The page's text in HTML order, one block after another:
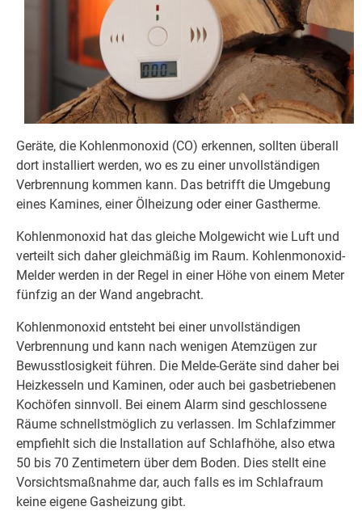
Geräte, die Kohlenmonoxid (CO) erkennen, sollten überall
dort installiert werden, wo es zu einer unvollständigen
Verbrennung kommen kann. Das betrifft die Umgebung
eines Kamines, einer Ölheizung oder einer Gastherme.
Kohlenmonoxid hat das gleiche Molgewicht wie Luft und
verteilt sich daher gleichmäßig im Raum. Kohlenmonoxid-
Melder werden in der Regel in einer Höhe von einem Meter
fünfzig an der Wand angebracht.
Kohlenmonoxid entsteht bei einer unvollständigen
Verbrennung und kann nach wenigen Atemzügen zur
Bewusstlosigkeit führen. Die Melde-Geräte sind daher bei
Heizkesseln und Kaminen, oder auch bei gasbetriebenen
Kochöfen sinnvoll. Bei einem Alarm sind geschlossene
Räume schnellstmöglich zu verlassen. Im Schlafzimmer
empfiehlt sich die Installation auf Schlafhöhe, also etwa
50 bis 70 Zentimetern über dem Boden. Dies stellt eine
Vorsichtsmaßnahme dar, auch falls es im Schlafraum
keine eigene Gasheizung gibt.